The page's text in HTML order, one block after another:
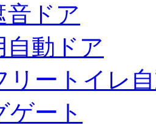
音ドア
自動ドア
リートイレ
ゲート